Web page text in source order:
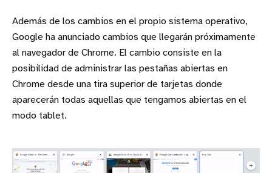
Además de los cambios en el propio sistema operativo,
Google ha anunciado cambios que llegarán próximamente
al navegador de Chrome. El cambio consiste en la
posibilidad de administrar las pestañas abiertas en
Chrome desde una tira superior de tarjetas donde
aparecerán todas aquellas que tengamos abiertas en el
modo tablet.